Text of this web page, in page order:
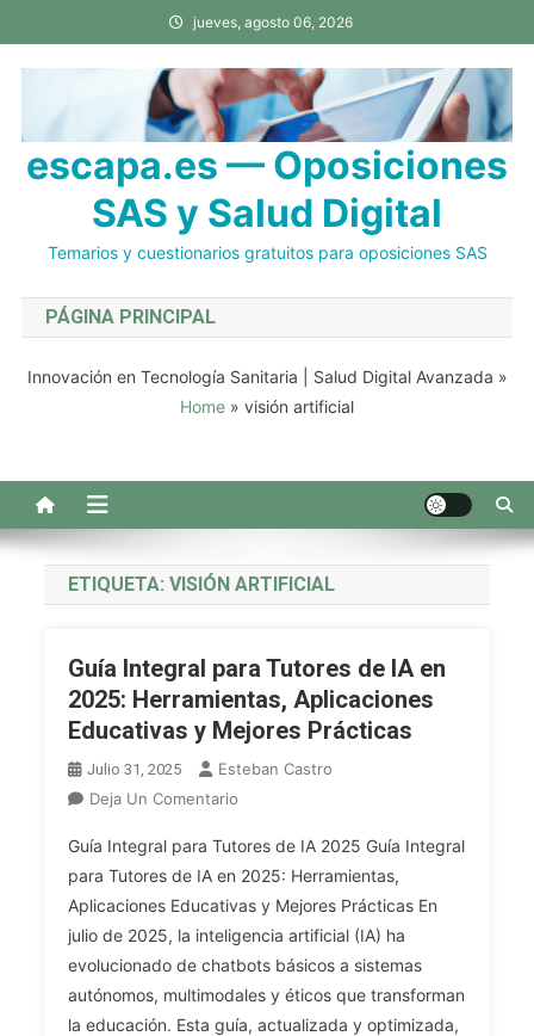
al
contenido
jueves, agosto 06, 2026
escapa.es — Oposiciones
SAS y Salud Digital
Temarios y cuestionarios gratuitos para oposiciones SAS
PÁGINA PRINCIPAL
Innovación en Tecnología Sanitaria | Salud Digital Avanzada »
Home » visión artificial
ETIQUETA:VISIÓN ARTIFICIAL
Guía Integral para Tutores de IA en
2025: Herramientas, Aplicaciones
Educativas y Mejores Prácticas
Julio 31, 2025
Esteban Castro
Deja Un Comentario
Integral
Para
Tutores
De
IA
En
2025:
Guía Integral para Tutores de IA 2025 Guía Integral
para Tutores de IA en 2025: Herramientas,
Aplicaciones Educativas y Mejores Prácticas En
julio de 2025, la inteligencia artificial (IA) ha
evolucionado de chatbots básicos a sistemas
autónomos, multimodales y éticos que transforman
la educación. Esta guía, actualizada y optimizada,